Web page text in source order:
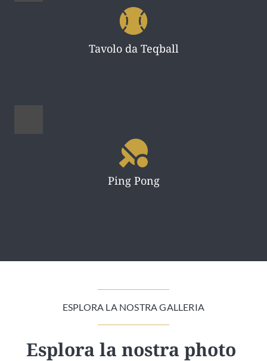
Tavolo da Teqball
Ping Pong
ESPLORA LA NOSTRA GALLERIA
Esplora la nostra photo